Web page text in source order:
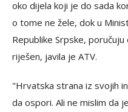
oko dijela koji je do sada
o tome ne žele, dok u
Republike Srpske,
riješen, javila je ATV.
"Hrvatska strana iz svojih
da ospori. Ali ne mislim da